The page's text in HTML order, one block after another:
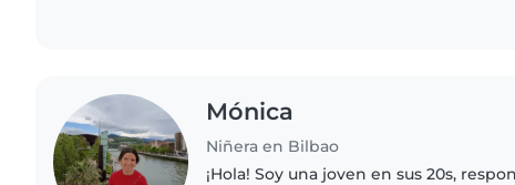
Mónica
Niñera en Bilbao
¡Hola! Soy una joven en sus 20s,